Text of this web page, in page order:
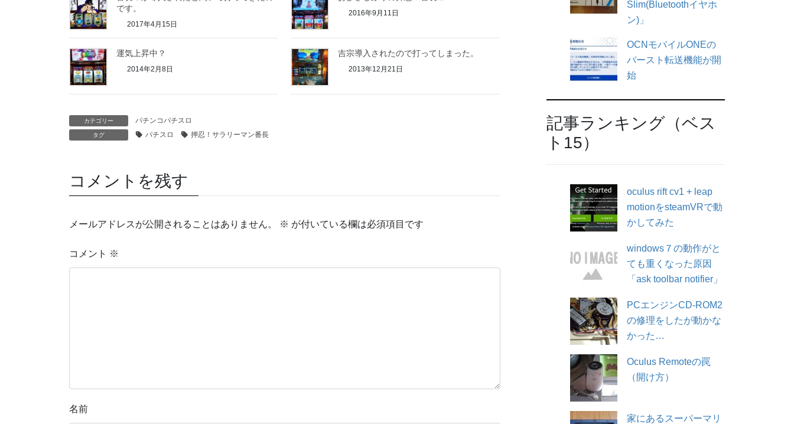
です。
2017年4月15日
2016年9月11日
運気上昇中？
2014年2月8日
吉宗導入されたので打ってしまった。
2013年12月21日
カテゴリー パチンコパチスロ
タグ パチスロ 押忍！サラリーマン番長
コメントを残す
メールアドレスが公開されることはありません。 ※ が付いている欄は必須項目です
コメント ※
名前
Slim(Bluetoothイヤホ
ン)」
OCNモバイルONEの
バースト転送機能が開
始
記事ランキング（ベス
ト15）
oculus rift cv1 + leap
motionをsteamVRで動
かしてみた
windows７の動作がと
ても重くなった原因
「ask toolbar notifier」
PCエンジンCD-ROM2
の修理をしたが動かな
かった…
Oculus Remoteの罠
（開け方）
家にあるスーパーマリ